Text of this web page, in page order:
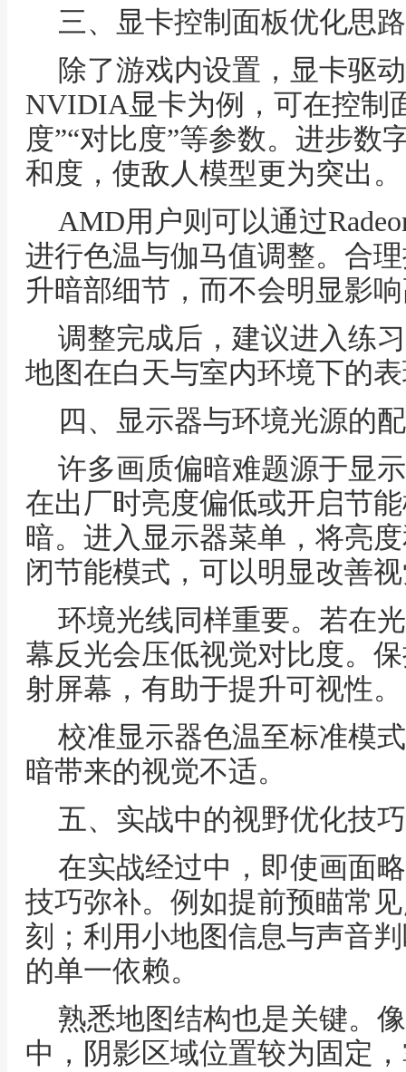
三、显卡控制面板优化思路
除了游戏内设置，显卡驱
NVIDIA显卡为例，可在控制
度”“对比度”等参数。进步数
和度，使敌人模型更为突出。
AMD用户则可以通过
进行色温与伽马值调整。合
升暗部细节，而不会明显影
调整完成后，建议进入练
地图在白天与室内环境下的
四、显示器与环境光源的
许多画质偏暗难题源于显
在出厂时亮度偏低或开启节
暗。进入显示器菜单，将亮
闭节能模式，可以明显改善
环境光线同样重要。若在
幕反光会压低视觉对比度。
射屏幕，有助于提升可视性。
校准显示器色温至标准模
暗带来的视觉不适。
五、实战中的视野优化技巧
在实战经过中，即使画面
技巧弥补。例如提前预瞄常
刻；利用小地图信息与声音
的单一依赖。
熟悉地图结构也是关键。
中，阴影区域位置较为固定